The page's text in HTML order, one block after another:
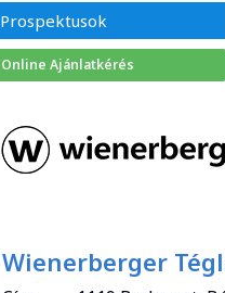
Prospektusok
Wienerberger